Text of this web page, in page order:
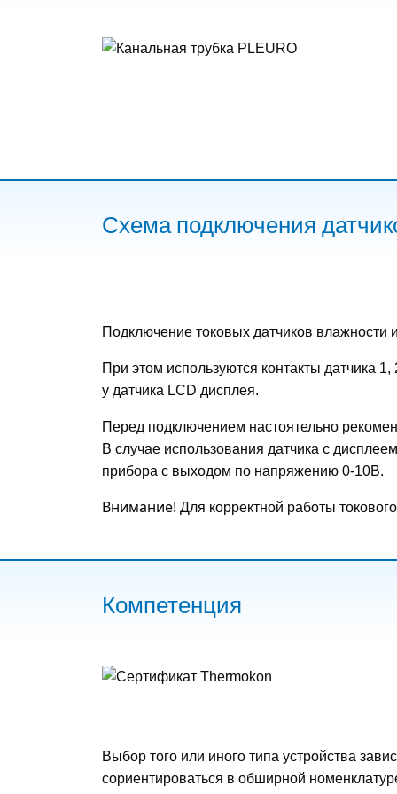
Схема подключения
Подключение токовых датчиков влажности
При этом используются контакты датчика
у датчика LCD дисплея.
Перед подключением настоятельно
В случае использования датчика с
прибора с выходом по напряжению 0-10В.
Внимание! Для корректной работы
Компетенция
Выбор того или иного типа устройства
сориентироваться в обширной